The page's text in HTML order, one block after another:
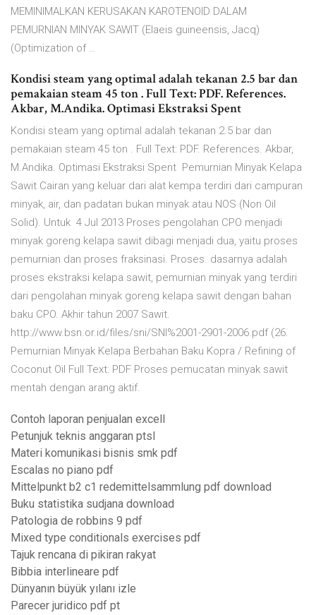
MEMINIMALKAN KERUSAKAN KAROTENOID DALAM
PEMURNIAN MINYAK SAWIT (Elaeis guineensis, Jacq)
(Optimization of …
Kondisi steam yang optimal adalah tekanan 2.5 bar dan
pemakaian steam 45 ton . Full Text: PDF. References.
Akbar, M.Andika. Optimasi Ekstraksi Spent
Kondisi steam yang optimal adalah tekanan 2.5 bar dan
pemakaian steam 45 ton . Full Text: PDF. References. Akbar,
M.Andika. Optimasi Ekstraksi Spent Pemurnian Minyak Kelapa
Sawit Cairan yang keluar dari alat kempa terdiri dari campuran
minyak, air, dan padatan bukan minyak atau NOS (Non Oil
Solid). Untuk 4 Jul 2013 Proses pengolahan CPO menjadi
minyak goreng kelapa sawit dibagi menjadi dua, yaitu proses
pemurnian dan proses fraksinasi. Proses. dasarnya adalah
proses ekstraksi kelapa sawit, pemurnian minyak yang terdiri
dari pengolahan minyak goreng kelapa sawit dengan bahan
baku CPO. Akhir tahun 2007 Sawit.
http://www.bsn.or.id/files/sni/SNI%2001-2901-2006.pdf (26.
Pemurnian Minyak Kelapa Berbahan Baku Kopra / Refining of
Coconut Oil Full Text: PDF Proses pemucatan minyak sawit
mentah dengan arang aktif.
Contoh laporan penjualan excell
Petunjuk teknis anggaran ptsl
Materi komunikasi bisnis smk pdf
Escalas no piano pdf
Mittelpunkt b2 c1 redemittelsammlung pdf download
Buku statistika sudjana download
Patologia de robbins 9 pdf
Mixed type conditionals exercises pdf
Tajuk rencana di pikiran rakyat
Bibbia interlineare pdf
Dünyanın büyük yılanı izle
Parecer juridico pdf pt